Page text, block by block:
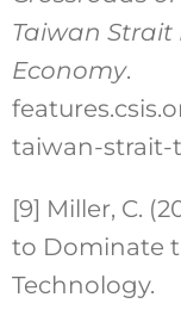
Taiwan Strait
Economy.
taiwan-strait-
[9] Miller, C.
to Dominate
Technology.